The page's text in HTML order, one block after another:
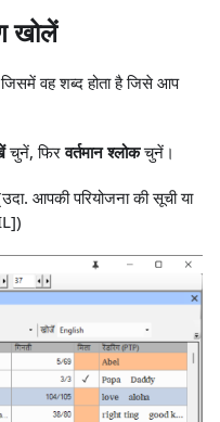
खोलें
वह शब्द होता है जिसे आप
चुनें, फिरवर्तमान श्लोकचुनें।
आपकी परियोजना की सूची या
)